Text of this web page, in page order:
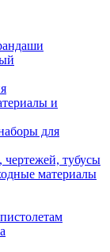
и
для
тубусы
материалы